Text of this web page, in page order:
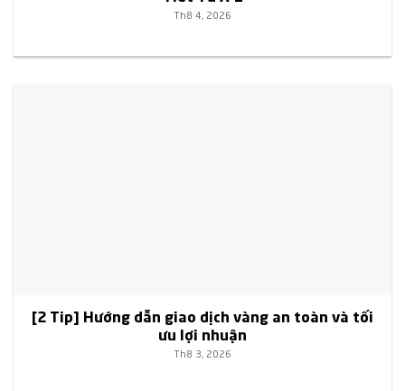
Th8 4, 2026
[2 Tip] Hướng dẫn giao dịch vàng an toàn và tối
ưu lợi nhuận
Th8 3, 2026